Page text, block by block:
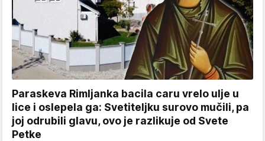
Paraskeva Rimljanka bacila caru vrelo ulje u
lice i oslepela ga: Svetiteljku surovo mučili, pa
joj odrubili glavu, ovo je razlikuje od Svete
Petke